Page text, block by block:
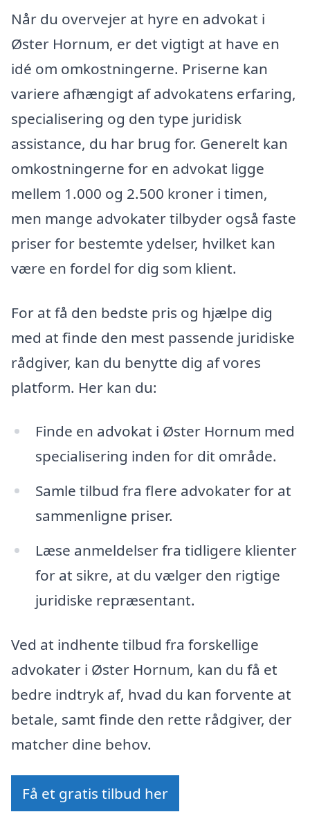
Når du overvejer at hyre en advokat i
Øster Hornum, er det vigtigt at have en
idé om omkostningerne. Priserne kan
variere afhængigt af advokatens erfaring,
specialisering og den type juridisk
assistance, du har brug for. Generelt kan
omkostningerne for en advokat ligge
mellem 1.000 og 2.500 kroner i timen,
men mange advokater tilbyder også faste
priser for bestemte ydelser, hvilket kan
være en fordel for dig som klient.
For at få den bedste pris og hjælpe dig
med at finde den mest passende juridiske
rådgiver, kan du benytte dig af vores
platform. Her kan du:
Finde en advokat i Øster Hornum med
specialisering inden for dit område.
Samle tilbud fra flere advokater for at
sammenligne priser.
Læse anmeldelser fra tidligere klienter
for at sikre, at du vælger den rigtige
juridiske repræsentant.
Ved at indhente tilbud fra forskellige
advokater i Øster Hornum, kan du få et
bedre indtryk af, hvad du kan forvente at
betale, samt finde den rette rådgiver, der
matcher dine behov.
Få et gratis tilbud her